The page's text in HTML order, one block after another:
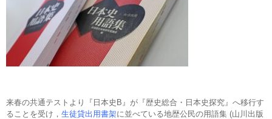
来春の共通テストより『日本史B』が『歴史総合・日本史探究』へ移行す
ることを受け， 生徒貸出用書架に並べている地歴公民の用語集 (山川出版